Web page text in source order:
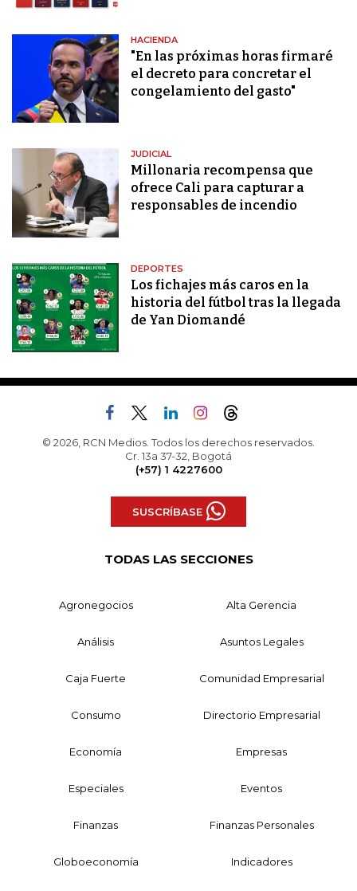
HACIENDA
"En las próximas horas firmaré
el decreto para concretar el
congelamiento del gasto"
JUDICIAL
Millonaria recompensa que
ofrece Cali para capturar a
responsables de incendio
DEPORTES
Los fichajes más caros en la
historia del fútbol tras la llegada
de Yan Diomandé
© 2026, RCN Medios. Todos los derechos reservados.
Cr. 13a 37-32, Bogotá
(+57) 1 4227600
SUSCRÍBASE
TODAS LAS SECCIONES
Agronegocios Alta Gerencia
Análisis Asuntos Legales
Caja Fuerte Comunidad Empresarial
Consumo Directorio Empresarial
Economía Empresas
Especiales Eventos
Finanzas Finanzas Personales
Globoeconomía Indicadores